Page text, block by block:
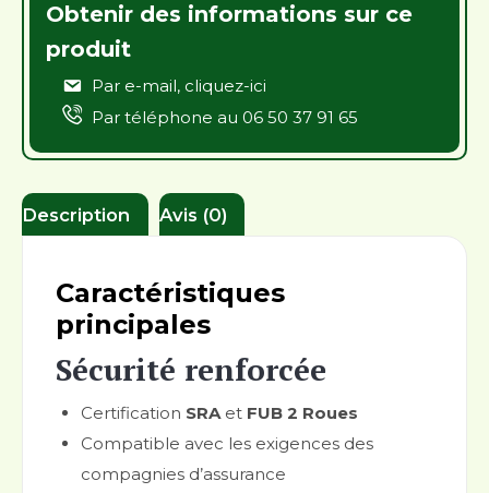
Obtenir des informations sur ce
produit
Par e-mail, cliquez-ici
Par téléphone au 06 50 37 91 65
Description Avis (0)
Caractéristiques
principales
Sécurité renforcée
Certification SRAet FUB 2 Roues
Compatible avec les exigences des
compagnies d’assurance